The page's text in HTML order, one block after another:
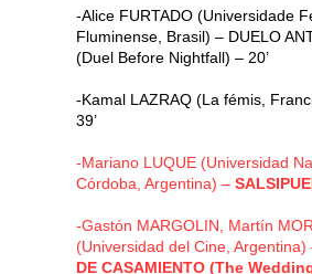
-Alice FURTADO (Universidade
Fluminense, Brasil) – DUELO
(Duel Before Nightfall) – 20’
-Kamal LAZRAQ (La fémis,
39’
-Mariano LUQUE (Universidad
Córdoba, Argentina) –
-Gastón MARGOLIN, Martín
(Universidad del Cine, Argentina)
DE CASAMIENTO (The